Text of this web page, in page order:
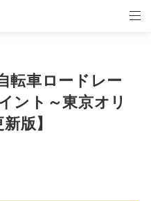
転車ロードレー
ント～東京オリ
版】